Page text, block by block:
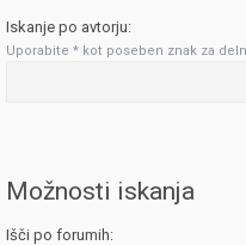
Iskanje po avtorju:
Uporabite * kot poseben znak za
Možnosti iskanja
Išči po forumih: